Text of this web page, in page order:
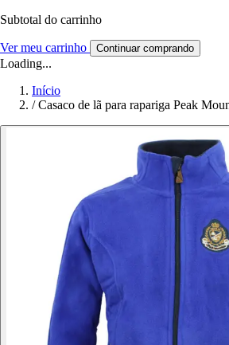
Subtotal do carrinho
Ver meu carrinho Continuar comprando
Loading...
Início
/ Casaco de lã para rapariga Peak